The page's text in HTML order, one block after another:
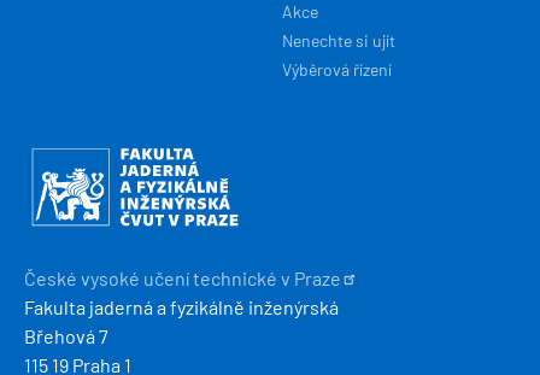
Akce
Nenechte si ujít
Výběrová řízení
Obrázek
České vysoké učení technické v Praze
Fakulta jaderná a fyzikálně inženýrská
Břehová 7
115 19 Praha 1